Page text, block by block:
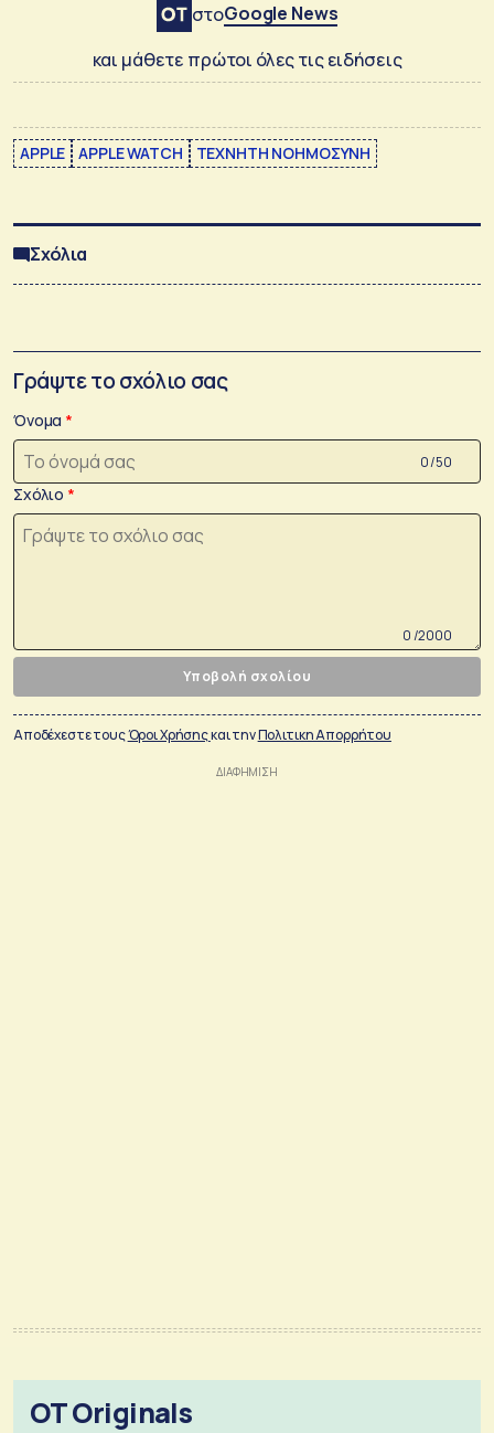
στοGoogle News
και μάθετε πρώτοι όλες τις ειδήσεις
APPLE APPLE WATCH ΤΕΧΝΗΤΗ ΝΟΗΜΟΣΥΝΗ
Σχόλια
Γράψτε το σχόλιο σας
Όνομα
0 /50
Σχόλιο
0 /2000
Υποβολή σχολίου
Αποδέχεστε τουςΌροι Χρήσηςκαι τηνΠολιτικη Απορρήτου
OT Originals